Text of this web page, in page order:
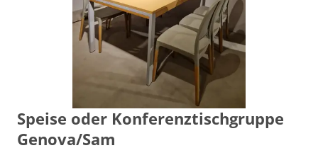
Speise oder Konferenztischgruppe
Genova/Sam